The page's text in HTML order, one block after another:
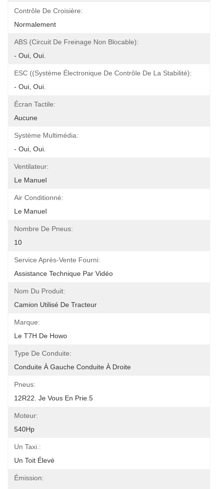
Contrôle De Croisière:
Normalement
ABS (circuit De Freinage Non Blocable):
- Oui, Oui.
ESC ((Système Électronique De Contrôle De La Stabilité):
- Oui, Oui.
Écran Tactile:
Aucune
Système Multimédia:
- Oui, Oui.
Ventilateur:
Le Manuel
Air Conditionné:
Le Manuel
Nombre De Pneus:
10
Service Après-Vente Fourni:
Assistance Technique Par Vidéo
Nom Du Produit:
Camion Utilisé De Tracteur
Marque:
Le T7H De Howo
Type De Conduite:
Conduite À Gauche Conduite À Droite
Pneus:
12R22. Je Vous En Prie.5
Moteur:
540Hp
Un Taxi.:
Un Toit Élevé
Émission: